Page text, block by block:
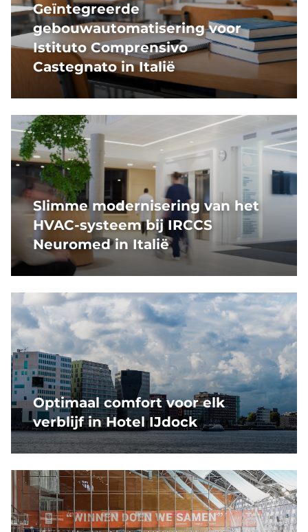
Geïntegreerde
gebouwautomatisering voor
Istituto Comprensivo
Castegnato in Italië
Slimme modernisering van het
HVAC-systeem bij IRCCS
Neuromed in Italië
Optimaal comfort voor elk
verblijf in Hotel IJdock